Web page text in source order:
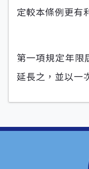
定較本條例更有
第一項規定年限
延長之，並以一